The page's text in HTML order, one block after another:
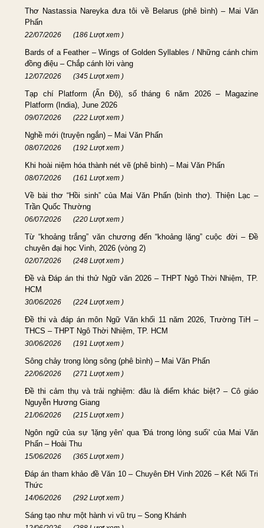
Thơ Nastassia Nareyka đưa tôi về Belarus (phê bình) – Mai Văn
Phấn
22/07/2026 (186 Lượt xem )
Bards of a Feather – Wings of Golden Syllables / Những cánh chim
đồng điệu – Chắp cánh lời vàng
12/07/2026 (345 Lượt xem )
Tạp chí Platform (Ấn Độ), số tháng 6 năm 2026 – Magazine
Platform (India), June 2026
09/07/2026 (222 Lượt xem )
Nghề mới (truyện ngắn) – Mai Văn Phấn
08/07/2026 (192 Lượt xem )
Khi hoài niệm hóa thành nét vẽ (phê bình) – Mai Văn Phấn
08/07/2026 (161 Lượt xem )
Về bài thơ “Hồi sinh” của Mai Văn Phấn (bình thơ). Thiện Lạc –
Trần Quốc Thường
06/07/2026 (220 Lượt xem )
Từ “khoảng trắng” văn chương đến “khoảng lặng” cuộc đời – Đề
chuyên đại học Vinh, 2026 (vòng 2)
02/07/2026 (248 Lượt xem )
Đề và Đáp án thi thử Ngữ văn 2026 – THPT Ngô Thời Nhiệm, TP.
HCM
30/06/2026 (224 Lượt xem )
Đề thi và đáp án môn Ngữ Văn khối 11 năm 2026, Trường TiH –
THCS – THPT Ngô Thời Nhiệm, TP. HCM
30/06/2026 (191 Lượt xem )
Sông chảy trong lòng sông (phê bình) – Mai Văn Phấn
22/06/2026 (271 Lượt xem )
Đề thi cảm thụ và trải nghiệm: đâu là điểm khác biệt? – Cô giáo
Nguyễn Hương Giang
21/06/2026 (215 Lượt xem )
Ngôn ngữ của sự 'lặng yên' qua 'Đá trong lòng suối' của Mai Văn
Phấn – Hoài Thu
15/06/2026 (365 Lượt xem )
Đáp án tham khảo đề Văn 10 – Chuyên ĐH Vinh 2026 – Kết Nối Tri
Thức
14/06/2026 (292 Lượt xem )
Sáng tạo như một hành vi vũ trụ – Song Khánh